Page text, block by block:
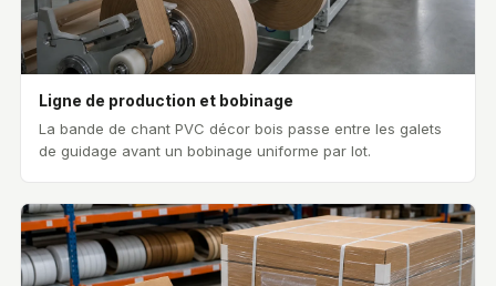
Ligne de production et bobinage
La bande de chant PVC décor bois passe entre les galets
de guidage avant un bobinage uniforme par lot.